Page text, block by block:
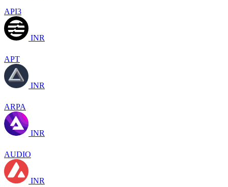
API3
INR
APT
INR
ARPA
INR
AUDIO
INR